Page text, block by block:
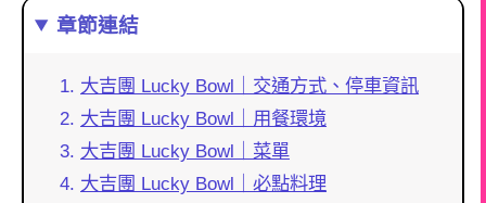
章節連結
大吉團 Lucky Bowl｜交通方式、停車資訊
大吉團 Lucky Bowl｜用餐環境
大吉團 Lucky Bowl｜菜單
大吉團 Lucky Bowl｜必點料理